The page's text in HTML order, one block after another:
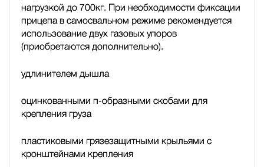
нагрузкой до 700кг. При необходимости фиксации
прицепа в самосвальном режиме рекомендуется
использование двух газовых упоров
(приобретаются дополнительно).
удлинителем дышла
оцинкованными п-образными скобами для
крепления груза
пластиковыми грязезащитными крыльями с
кронштейнами крепления